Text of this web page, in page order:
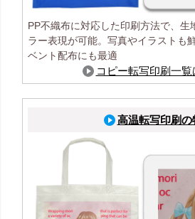
PP不織布に対応した印刷方法で、生
ラー表現が可能。写真やイラストも
ベント配布にも最適
コピー転写印刷一覧
高温転写印刷の